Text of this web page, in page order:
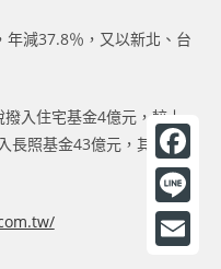
減37.8％，又以新北、台
入住宅基金4億元，較上
長照基金43億元，其中15
F
a
c
L